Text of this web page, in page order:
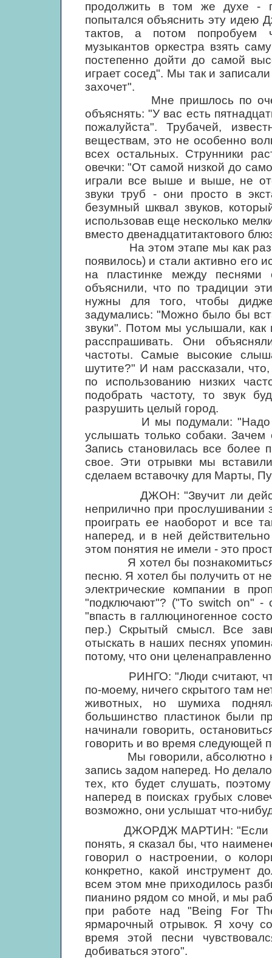
продолжить в том же духе -
попытался объяснить эту идею
тактов, а потом попробуем
музыкантов оркестра взять
постепенно дойти до самой
играет сосед". Мы так и
захочет".
Мне пришлось по очереди
объяснять: "У вас есть
пожалуйста". Трубачей,
веществам, это не особенно
всех остальных. Струнники
овечки: "От самой низкой до
играли все выше и выше, не
звуки труб - они просто в
безумный шквал звуков,
использовав еще несколько
вместо двенадцатитактового
На этом этапе мы как раз
появилось) и стали активно его
на пластинке между песнями
объяснили, что по традиции
нужны для того, чтобы
задумались: "Можно было бы
звуки". Потом мы услышали, как
расспрашивать. Они
частоты. Самые высокие
шутите?" И нам рассказали,
по использованию низких
подобрать частоту, то звук
разрушить целый город.
И мы подумали: "Надо
услышать только собаки. Зачем
Запись становилась все более
свое. Эти отрывки мы
сделаем вставочку для Марты,
ДЖОН: "Звучит ли
неприлично при прослушивании
проиграть ее наоборот и все
наперед, и в ней
этом понятия не имели - это
Я хотел бы познакомиться с
песню. Я хотел бы получить от
электрические компании в
"подключают"? ("То switch on" -
"впасть в галлюциногенное
пер.) Скрытый смысл. Все
отыскать в наших песнях
потому, что они
РИНГО: "Люди считают, что
по-моему, ничего скрытого там
животных, но шумиха
большинство пластинок были
начинали говорить,
говорить и во время следующей
Мы говорили, абсолютно не
запись задом наперед. Но
тех, кто будет слушать,
наперед в поисках грубых
возможно, они услышат что-
ДЖОРДЖ МАРТИН: "Если бы
понять, я сказал бы, что
говорил о настроении, о
конкретно, какой инструмент
всем этом мне приходилось
пианино рядом со мной, и мы
при работе над "Being For
ярмарочный отрывок. Я хочу
время этой песни
добиваться этого".